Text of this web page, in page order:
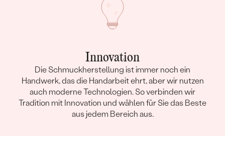
Innovation
Die Schmuckherstellung ist immer noch ein
Handwerk, das die Handarbeit ehrt, aber wir nutzen
auch moderne Technologien. So verbinden wir
Tradition mit Innovation und wählen für Sie das Beste
aus jedem Bereich aus.